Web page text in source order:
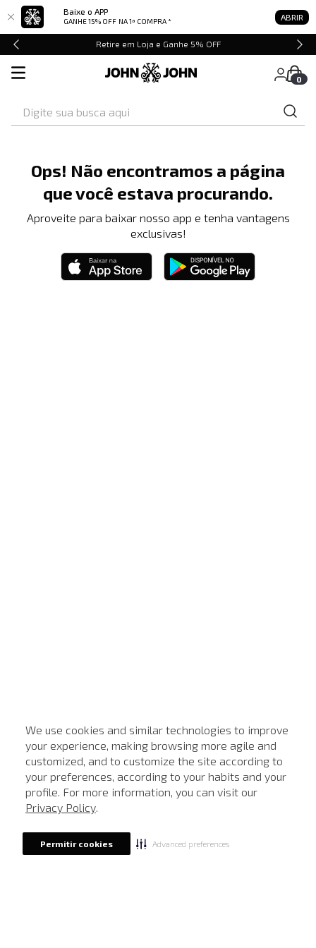
Baixe o APP
GANHE 15% OFF NA 1ª COMPRA * ABRIR
We use cookies and similar technologies to improve
your experience, making browsing more agile and
customized, and to customize the site according to
your preferences, according to your habits and your
profile. For more information, you can visit our
Privacy Policy.
Permitir cookies Advanced preferences
Retire em Loja e Ganhe 5% OFF
0
Ops! Não encontramos a página
que você estava procurando.
Aproveite para baixar nosso app e tenha vantagens
exclusivas!